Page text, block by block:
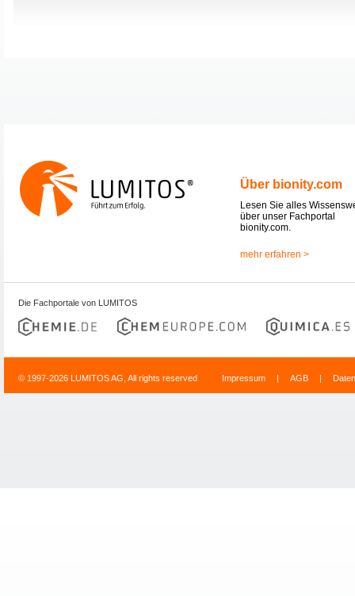
Über bionity.com
Lesen Sie alles
über unser Fachportal
bionity.com.
mehr erfahren >
Die Fachportale von LUMITOS
© 1997-2026 LUMITOS AG, All rights reserved Impressum | AGB |